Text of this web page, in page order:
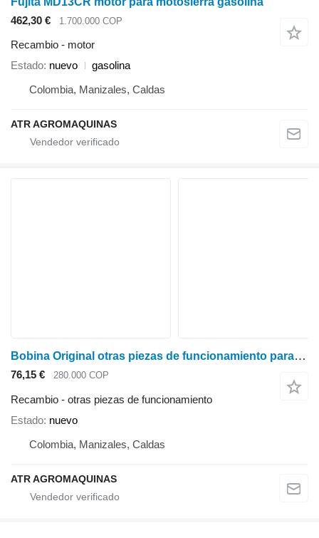
462,30 €
1.700.000 COP
Recambio - motor
Estado nuevo
gasolina
Colombia, Manizales, Caldas
ATR AGROMAQUINAS
Bobina Original otras piezas de funcionamiento para Stihl MS 382 motosierra gasolina
76,15 € 280.000 COP
Recambio - otras piezas de funcionamiento
Estado nuevo
Colombia, Manizales, Caldas
ATR AGROMAQUINAS